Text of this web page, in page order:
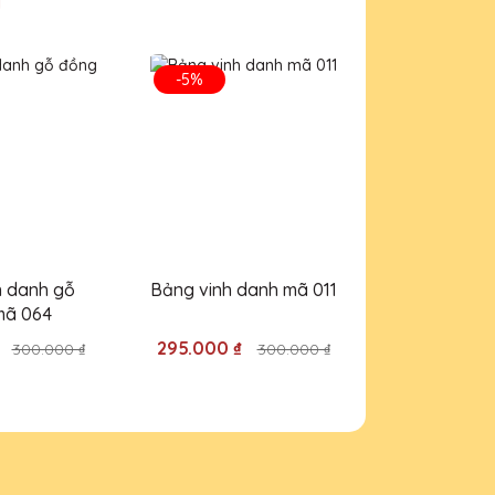
tục ủng hộ!
danh gỗ
064
300.000 ₫
-5%
Bảng vinh danh mã 011
295.000 ₫ 300.000 ₫